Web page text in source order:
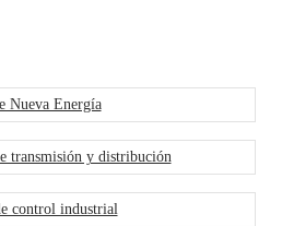
Nueva Energía
transmisión y distribución
control industrial